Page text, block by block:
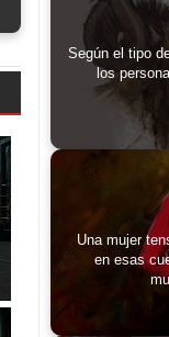
Según el tipo
los
Una mujer
en esas